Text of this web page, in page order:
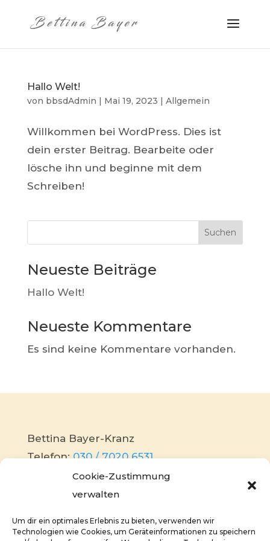
Cookie-Zustimmung
verwalten
Um dir ein optimales Erlebnis zu bieten, verwenden wir
Technologien wie Cookies, um Geräteinformationen zu speichern
Hallo Welt!
von bbsdAdmin | Mai 19, 2023 | Allgemein
Willkommen bei WordPress. Dies ist
dein erster Beitrag. Bearbeite oder
lösche ihn und beginne mit dem
Schreiben!
Suchen
Neueste Beiträge
Hallo Welt!
Neueste Kommentare
Es sind keine Kommentare vorhanden.
Bettina Bayer-Kranz
Telefon:030 / 7020 6531
0172 / 310 34 38
info@bettina-bayer-immobilien.de
Impressum